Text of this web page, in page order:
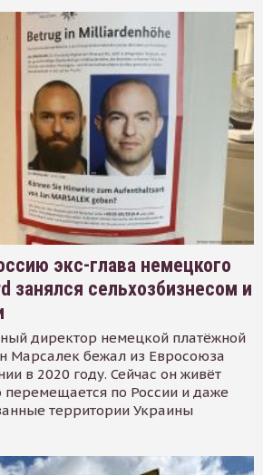
экс-глава немецкого
занялся сельхозбизнесом и
директор немецкой платёжной
Марсалек бежал из Евросоюза
в 2020 году. Сейчас он живёт
перемещается по России и даже
территории Украины